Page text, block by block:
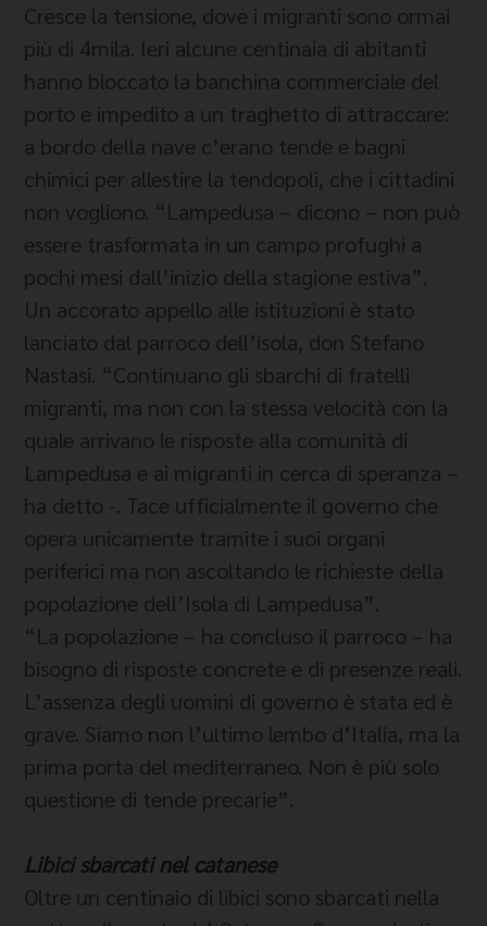
Cresce la tensione, dove i migranti sono ormai
più di 4mila. Ieri alcune centinaia di abitanti
hanno bloccato la banchina commerciale del
porto e impedito a un traghetto di attraccare:
a bordo della nave c’erano tende e bagni
chimici per allestire la tendopoli, che i cittadini
non vogliono. “Lampedusa – dicono – non può
essere trasformata in un campo profughi a
pochi mesi dall’inizio della stagione estiva”.
Un accorato appello alle istituzioni è stato
lanciato dal parroco dell’isola, don Stefano
Nastasi. “Continuano gli sbarchi di fratelli
migranti, ma non con la stessa velocità con la
quale arrivano le risposte alla comunità di
Lampedusa e ai migranti in cerca di speranza –
ha detto -. Tace ufficialmente il governo che
opera unicamente tramite i suoi organi
periferici ma non ascoltando le richieste della
popolazione dell’Isola di Lampedusa”.
“La popolazione – ha concluso il parroco – ha
bisogno di risposte concrete e di presenze reali.
L’assenza degli uomini di governo è stata ed è
grave. Siamo non l’ultimo lembo d’Italia, ma la
prima porta del mediterraneo. Non è più solo
questione di tende precarie”.
Libici sbarcati nel catanese
Oltre un centinaio di libici sono sbarcati nella